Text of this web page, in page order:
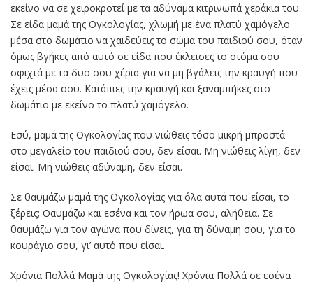
εκείνο να σε χειροκροτεί με τα αδύναμα κιτρινωπά χεράκια του.
Σε είδα μαμά της Ογκολογίας, χλωμή με ένα πλατύ χαμόγελο
μέσα στο δωμάτιο να χαϊδεύεις το σώμα του παιδιού σου, όταν
όμως βγήκες από αυτό σε είδα που έκλεισες το στόμα σου
σφιχτά με τα δυο σου χέρια για να μη βγάλεις την κραυγή που
έχεις μέσα σου. Κατάπιες την κραυγή και ξαναμπήκες στο
δωμάτιο με εκείνο το πλατύ χαμόγελο.
Εσύ, μαμά της Ογκολογίας που νιώθεις τόσο μικρή μπροστά
στο μεγαλείο του παιδιού σου, δεν είσαι. Μη νιώθεις λίγη, δεν
είσαι. Μη νιώθεις αδύναμη, δεν είσαι.
Σε θαυμάζω μαμά της Ογκολογίας για όλα αυτά που είσαι, το
ξέρεις; Θαυμάζω και εσένα και τον ήρωα σου, αλήθεια. Σε
θαυμάζω για τον αγώνα που δίνεις, για τη δύναμη σου, για το
κουράγιο σου, γι’ αυτό που είσαι.
Χρόνια Πολλά Μαμά της Ογκολογίας! Χρόνια Πολλά σε εσένα